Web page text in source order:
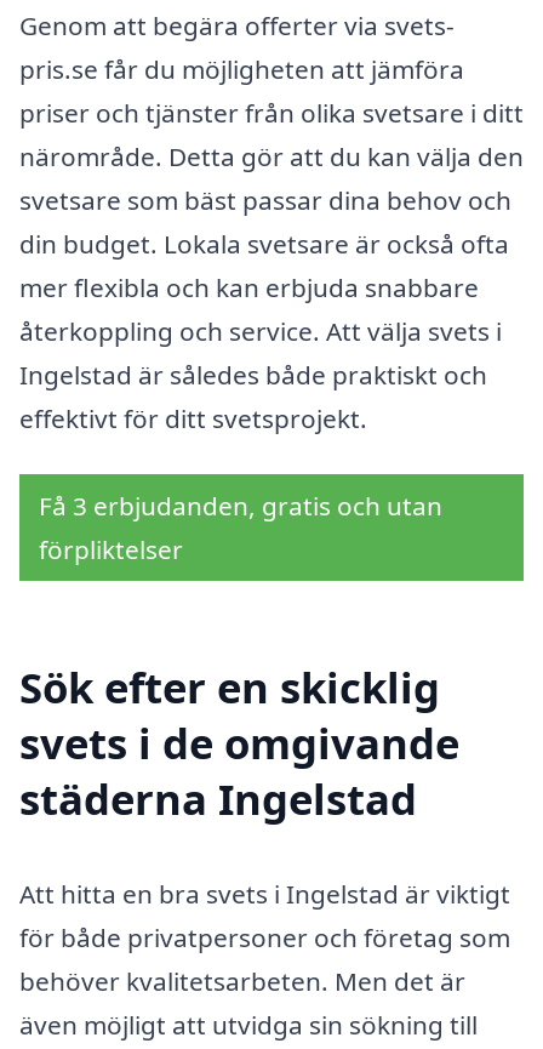
Genom att begära offerter via svets-
pris.se får du möjligheten att jämföra
priser och tjänster från olika svetsare i ditt
närområde. Detta gör att du kan välja den
svetsare som bäst passar dina behov och
din budget. Lokala svetsare är också ofta
mer flexibla och kan erbjuda snabbare
återkoppling och service. Att välja svets i
Ingelstad är således både praktiskt och
effektivt för ditt svetsprojekt.
Få 3 erbjudanden, gratis och utan
förpliktelser
Sök efter en skicklig
svets i de omgivande
städerna Ingelstad
Att hitta en bra svets i Ingelstad är viktigt
för både privatpersoner och företag som
behöver kvalitetsarbeten. Men det är
även möjligt att utvidga sin sökning till